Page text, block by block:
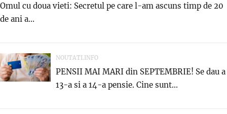
Omul cu doua vieti: Secretul pe care l-am ascuns timp de 20
de ani a...
NOUTATI.INFO
PENSII MAI MARI din SEPTEMBRIE! Se dau a
13-a si a 14-a pensie. Cine sunt...